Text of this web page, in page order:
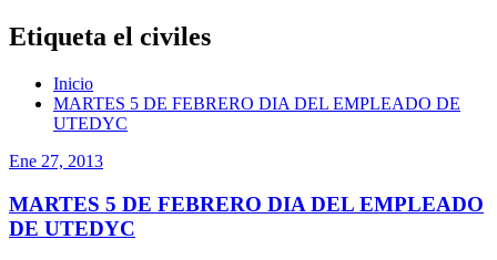
Etiqueta el civiles
Inicio
MARTES 5 DE FEBRERO DIA DEL EMPLEADO DE
UTEDYC
Ene 27, 2013
MARTES 5 DE FEBRERO DIA DEL EMPLEADO
DE UTEDYC